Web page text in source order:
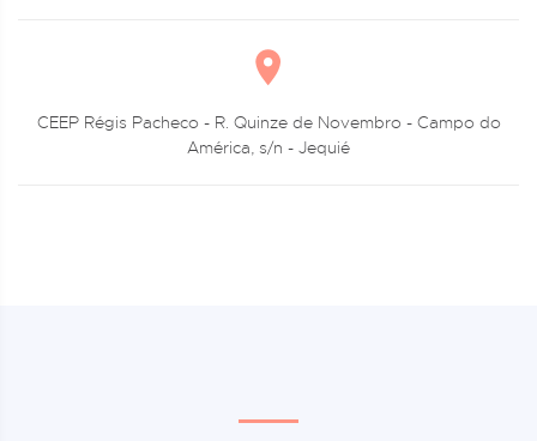
CEEP Régis Pacheco - R. Quinze de Novembro - Campo do
América, s/n - Jequié